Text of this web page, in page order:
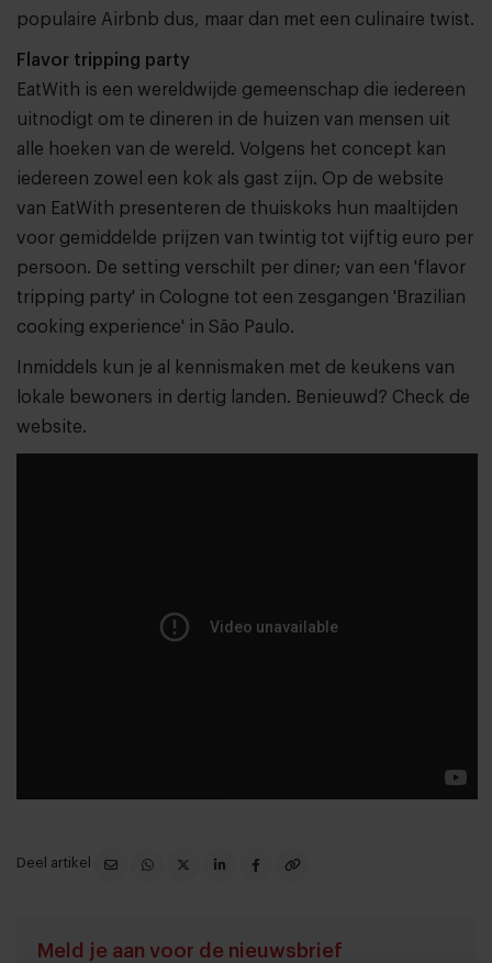
populaire Airbnb dus, maar dan met een culinaire twist.
Flavor tripping party
EatWith is een wereldwijde gemeenschap die iedereen
uitnodigt om te dineren in de huizen van mensen uit
alle hoeken van de wereld. Volgens het concept kan
iedereen zowel een kok als gast zijn. Op de website
van EatWith presenteren de thuiskoks hun maaltijden
voor gemiddelde prijzen van twintig tot vijftig euro per
persoon. De setting verschilt per diner; van een 'flavor
tripping party' in Cologne tot een zesgangen 'Brazilian
cooking experience' in São Paulo.
Inmiddels kun je al kennismaken met de keukens van
lokale bewoners in dertig landen. Benieuwd? Check de
website.
Deel artikel
Meld je aan voor de nieuwsbrief